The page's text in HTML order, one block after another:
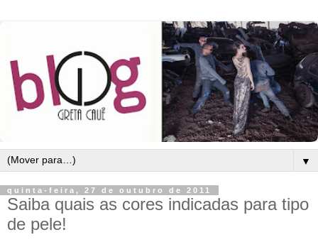
▼
quinta-feira, 27 de outubro de 2011
Saiba quais as cores indicadas para tipo
de pele!